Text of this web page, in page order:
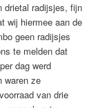
drietal radijsjes, fijn
wij hiermee aan de
geen radijsjes
te melden dat
dag werd
waren ze
van drie